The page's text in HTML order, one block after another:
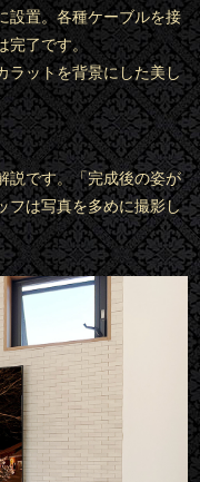
設置。各種ケーブルを接
完了です。
ラットを背景にした美し
説です。「完成後の姿が
フは写真を多めに撮影し